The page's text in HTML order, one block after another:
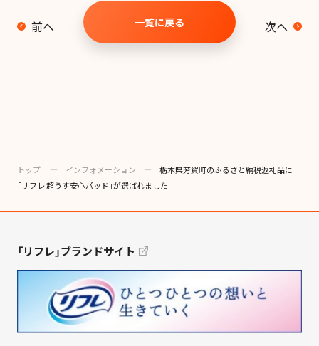
前へ 一覧に戻る 次へ
トップ ― インフォメーション ― 栃木県芳賀町のふるさと納税返礼品に
「リフレ 超うす安心パッド」が選ばれました
「リフレ」ブランドサイト